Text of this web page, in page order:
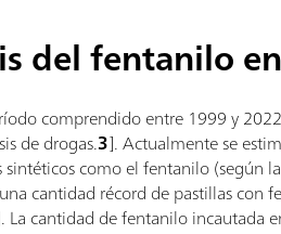
del fentanilo
comprendido entre 1999 y
de drogas.3]. Actualmente se
sintéticos como el fentanilo (según
cantidad récord de pastillas
La cantidad de fentanilo incautada